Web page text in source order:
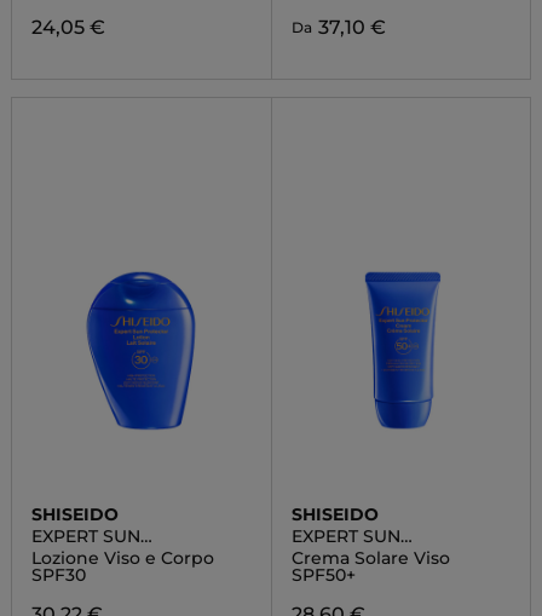
24,05 € Da 37,10 €
SHISEIDO
EXPERT SUN
PROTECTOR
Lozione Viso e Corpo
SPF30
SHISEIDO
EXPERT SUN
PROTECTOR
Crema Solare Viso
SPF50+